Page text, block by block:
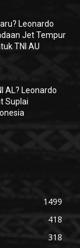
Leonardo
Jet Tempur
TNI AU
AL? Leonardo
Suplai
1499
418
318